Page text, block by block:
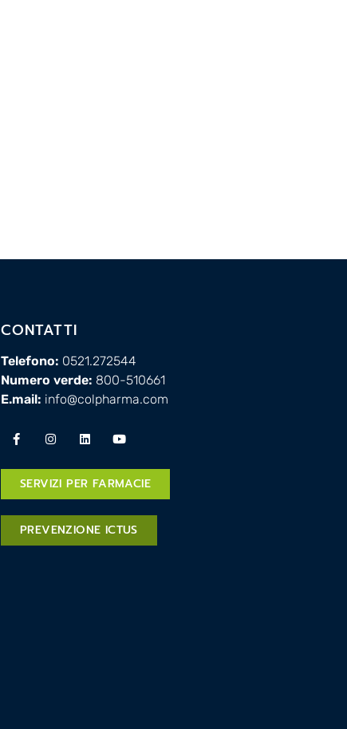
CONTATTI
Telefono: 0521.272544
Numero verde: 800-510661
E.mail: info@colpharma.com
SERVIZI PER FARMACIE
PREVENZIONE ICTUS